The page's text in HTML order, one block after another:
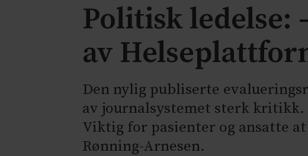
Politisk ledelse:
av
Den nylig publiserte
av journalsystemet sterk kritikk.
Viktig for pasienter og ansatte
Rønning-Arnesen.